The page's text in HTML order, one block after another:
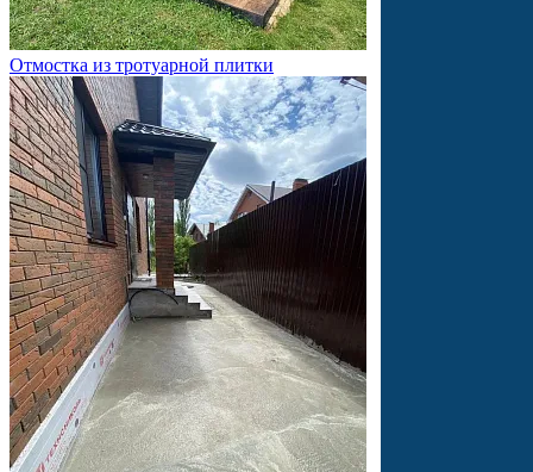
Отмостка из тротуарной плитки